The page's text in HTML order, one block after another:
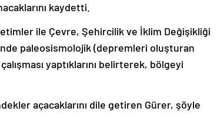
kaydetti.
ile Çevre, Şehircilik ve İklim Değişikliği
paleosismolojik (depremleri oluşturan
yaptıklarını belirterek, bölgeyi
açacaklarını dile getiren Gürer, şöyle